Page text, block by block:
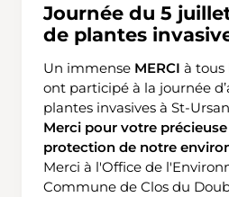
Journée du 5
de plantes
Un immense MERCI à tous
ont participé à la journée
plantes invasives à St-
Merci pour votre
protection de notre
Merci à l'Office de
Commune de Clos du